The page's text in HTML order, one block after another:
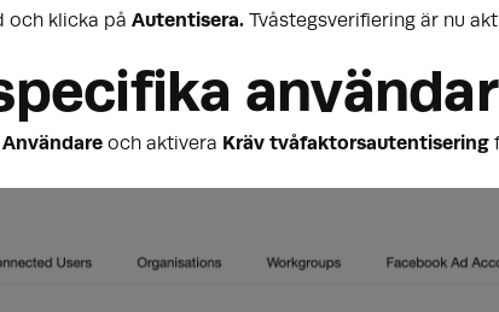
och klicka på Autentisera. Tvåstegsverifiering är nu
Användare och aktivera Kräv tvåfaktorsautentisering